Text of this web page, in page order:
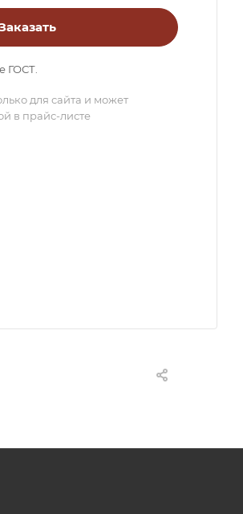
ГОСТ.
для сайта и может
в прайс-листе